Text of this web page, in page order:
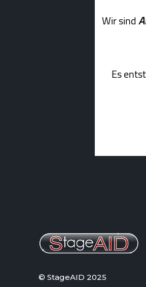
Wir sind
Es
© StageAID 2025